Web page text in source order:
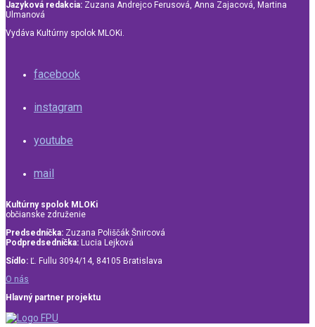
Jazyková redakcia: Zuzana Andrejco Ferusová, Anna Zajacová, Martina
Ulmanová
Vydáva Kultúrny spolok MLOKi.
facebook
instagram
youtube
mail
Kultúrny spolok MLOKi
občianske združenie
Predsedníčka: Zuzana Poliščák Šnircová
Podpredsedníčka: Lucia Lejková
Sídlo: Ľ. Fullu 3094/14, 84105 Bratislava
O nás
Hlavný partner projektu